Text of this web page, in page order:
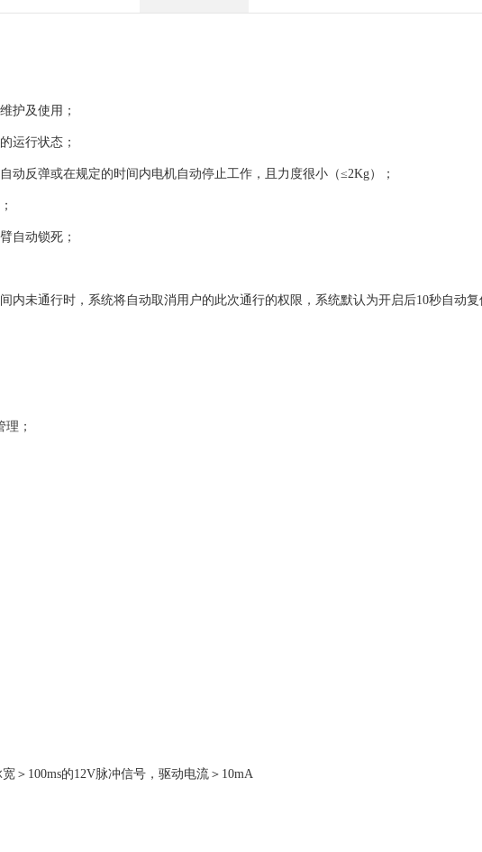
护及使用；
运行状态；
反弹或在规定的时间内电机自动停止工作，且力度很小（≤2Kg）；
自动锁死；
未通行时，系统将自动取消用户的此次通行的权限，系统默认为开启后10秒自动复
；
100ms的12V脉冲信号，驱动电流＞10mA